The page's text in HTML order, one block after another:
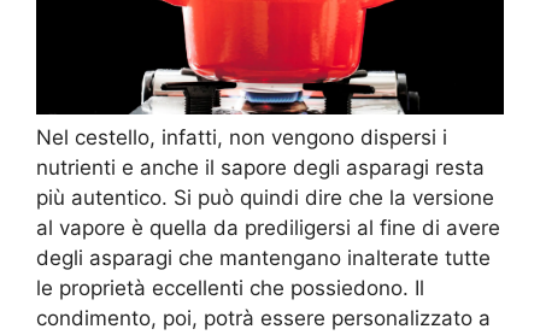
Nel cestello, infatti, non vengono dispersi i
nutrienti e anche il sapore degli asparagi resta
più autentico. Si può quindi dire che la versione
al vapore è quella da prediligersi al fine di avere
degli asparagi che mantengano inalterate tutte
le proprietà eccellenti che possiedono. Il
condimento, poi, potrà essere personalizzato a